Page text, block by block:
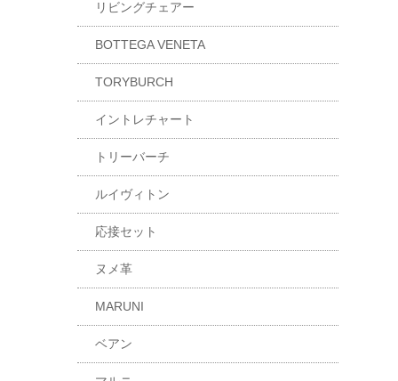
リビングチェアー
BOTTEGA VENETA
TORYBURCH
イントレチャート
トリーバーチ
ルイヴィトン
応接セット
ヌメ革
MARUNI
ベアン